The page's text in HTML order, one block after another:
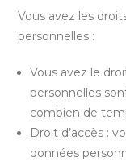
Vous avez les
personnelles :
Vous avez le
personnelles
combien de
Droit d’accès :
données